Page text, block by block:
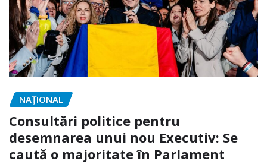
NAŢIONAL
Consultări politice pentru
desemnarea unui nou Executiv: Se
caută o majoritate în Parlament